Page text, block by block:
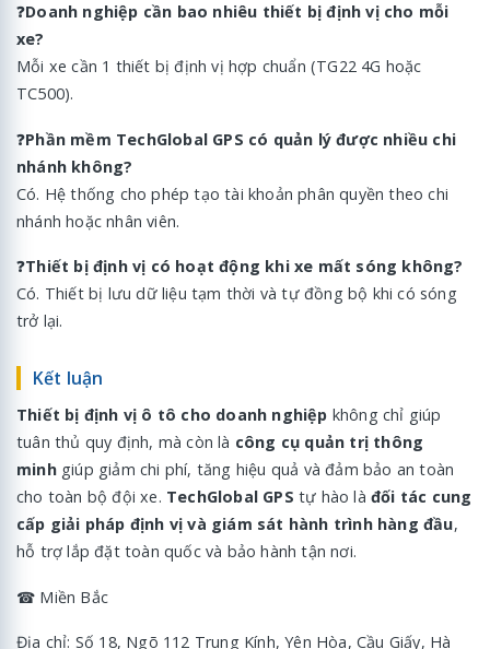
❓Doanh nghiệp cần bao nhiêu thiết bị định vị cho mỗi
xe?
Mỗi xe cần 1 thiết bị định vị hợp chuẩn (TG22 4G hoặc
TC500).
❓Phần mềm TechGlobal GPS có quản lý được nhiều chi
nhánh không?
Có. Hệ thống cho phép tạo tài khoản phân quyền theo chi
nhánh hoặc nhân viên.
❓Thiết bị định vị có hoạt động khi xe mất sóng không?
Có. Thiết bị lưu dữ liệu tạm thời và tự đồng bộ khi có sóng
trở lại.
Kết luận
Thiết bị định vị ô tô cho doanh nghiệp không chỉ giúp
tuân thủ quy định, mà còn là công cụ quản trị thông
minhgiúp giảm chi phí, tăng hiệu quả và đảm bảo an toàn
cho toàn bộ đội xe. TechGlobal GPS tự hào làđối tác cung
cấp giải pháp định vị và giám sát hành trình hàng đầu,
hỗ trợ lắp đặt toàn quốc và bảo hành tận nơi.
☎ Miền Bắc
Địa chỉ: Số 18, Ngõ 112 Trung Kính, Yên Hòa, Cầu Giấy, Hà